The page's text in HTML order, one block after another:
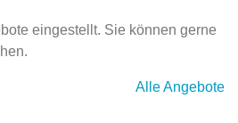
eingestellt. Sie können gerne
Alle Angebote